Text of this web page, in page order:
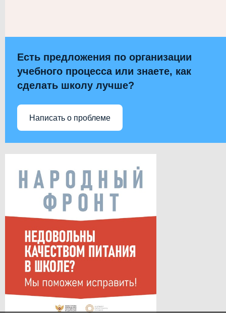
Есть предложения по организации
учебного процесса или знаете, как
сделать школу лучше?
Написать о проблеме